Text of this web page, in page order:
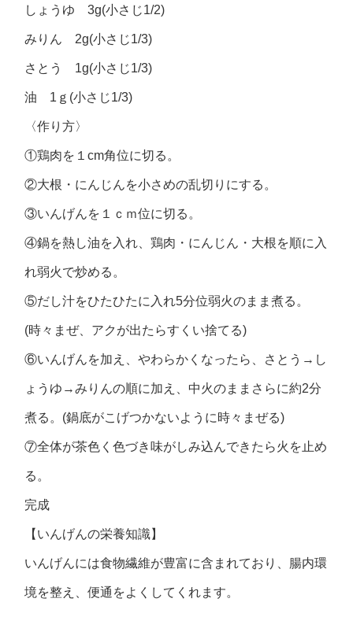
しょうゆ 3g(小さじ1/2)
みりん 2g(小さじ1/3)
さとう 1g(小さじ1/3)
油 1ｇ(小さじ1/3)
〈作り方〉
①鶏肉を１cm角位に切る。
②大根・にんじんを小さめの乱切りにする。
③いんげんを１ｃｍ位に切る。
④鍋を熱し油を入れ、鶏肉・にんじん・大根を順に入
れ弱火で炒める。
⑤だし汁をひたひたに入れ5分位弱火のまま煮る。
(時々まぜ、アクが出たらすくい捨てる)
⑥いんげんを加え、やわらかくなったら、さとう→し
ょうゆ→みりんの順に加え、中火のままさらに約2分
煮る。(鍋底がこげつかないように時々まぜる)
⑦全体が茶色く色づき味がしみ込んできたら火を止め
る。
完成
【いんげんの栄養知識】
いんげんには食物繊維が豊富に含まれており、腸内環
境を整え、便通をよくしてくれます。